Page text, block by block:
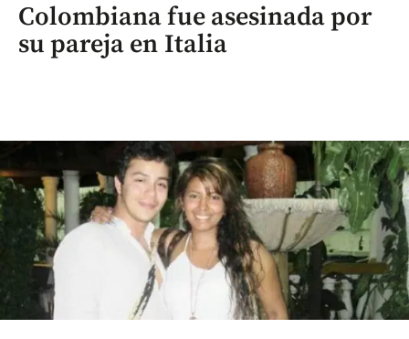
Colombiana fue asesinada por
su pareja en Italia